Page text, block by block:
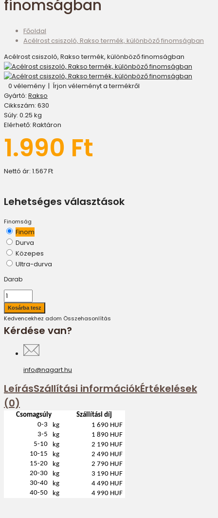
finomságban
Főoldal
Acélrost csiszoló, Rakso termék, különböző finomságban
Acélrost csiszoló, Rakso termék, különböző finomságban
0 vélemény | Írjon véleményt a termékről
Gyártó: Rakso
Cikkszám: 630
Súly: 0.25 kg
Elérhető: Raktáron
1.990 Ft
Nettó ár: 1.567 Ft
Lehetséges választások
Finomság
Finom
Durva
Közepes
Ultra-durva
Darab
Kedvencekhez adom Összehasonlítás
Kérdése van?
info@nagart.hu
LeírásSzállítási információkÉrtékelések
(0)
Csomagsúly
Szállítási díj
0-3
kg
1 690 HUF
3-5
kg
1 890 HUF
5-10
kg
2 190 HUF
10-15
kg
2 490 HUF
15-20
kg
2 790 HUF
20-30
kg
3 190 HUF
30-40
kg
4 490 HUF
40-50
kg 4 990 HUF